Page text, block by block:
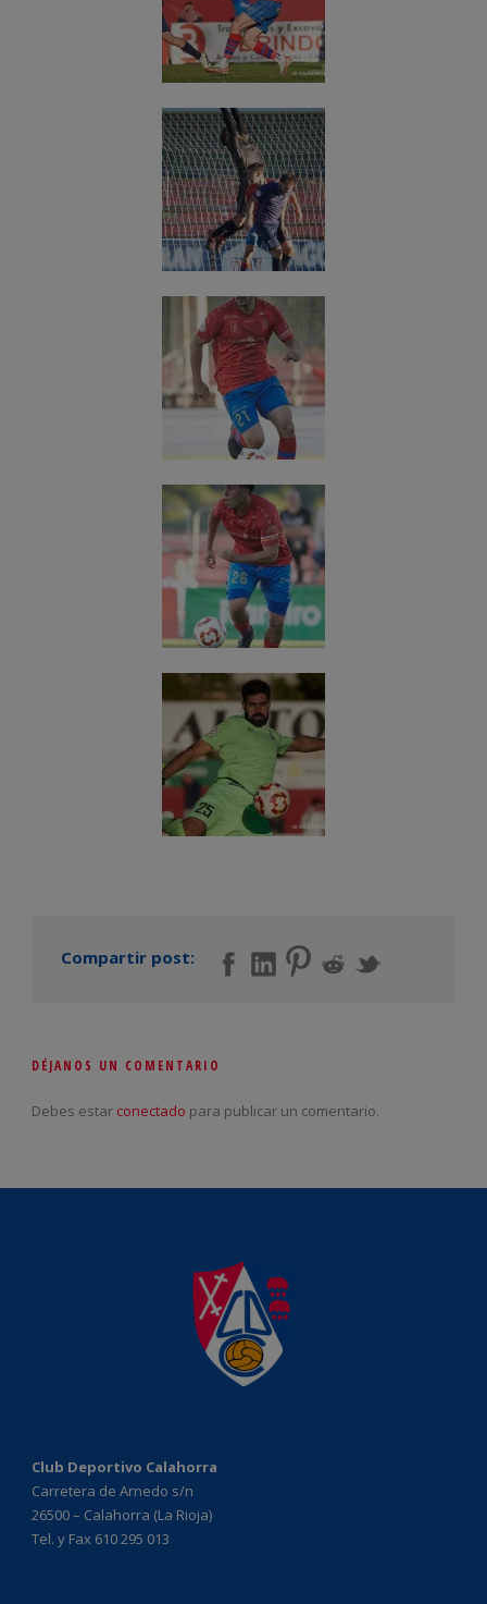
Compartir post:
DÉJANOS UN COMENTARIO
Debes estar conectado para publicar un comentario.
Club Deportivo Calahorra
Carretera de Arnedo s/n
26500 – Calahorra (La Rioja)
Tel. y Fax 610 295 013